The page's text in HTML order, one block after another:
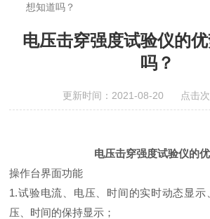
想知道吗？
电压击穿强度试验仪的
吗？
更新时间：2021-08-20 点击次
电压击穿强度试验仪的
操作台界面功能
1.试验电流、电压、时间的实时动态显
压、时间的保持显示；